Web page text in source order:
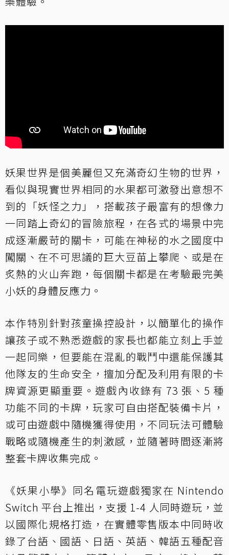
妖果世界是個美麗但又充滿奇幻生物的世界，
看似與現實世界相同的水果都可激發出意想不
到的「妖怪之力」，搭載孩子最富有的想像力
一同踏上奇幻的冒險旅程，在各式的場景中完
成逐漸嚴苛的關卡，可能在神秘的水之國度中
闖關、在不可思議的巨大豆苗上攀爬、或是在
炙熱的火山奔跑，每個關卡都是在考驗最完美
小妖的身體反應力。
本作特別針對孩童操控設計，以簡單化的操作
讓孩子或不熟悉遊戲的家長也都能立刻上手並
一起同樂，但要能在混亂的戰鬥中還能保護其
他隊友的生命安全，擅加分配及利用有限的卡
牌資源更顯重要。遊戲內收錄有 73 張、5 種
功能不同的卡牌，玩家可自由搭配裝備卡片，
或可由遊戲中隨機獲得使用，不同玩法可體驗
戰略或隨機產生的刺激感，並隨著時間逐漸將
整套卡牌收集完成。
《妖果小學》同名電玩遊戲獨家在 Nintendo
Switch 平台上推出，支援 1-4 人同時遊玩，並
以國際化規格打造，在實體零售版本中同時收
錄了台語、國語、日語、英語、韓語五種配音